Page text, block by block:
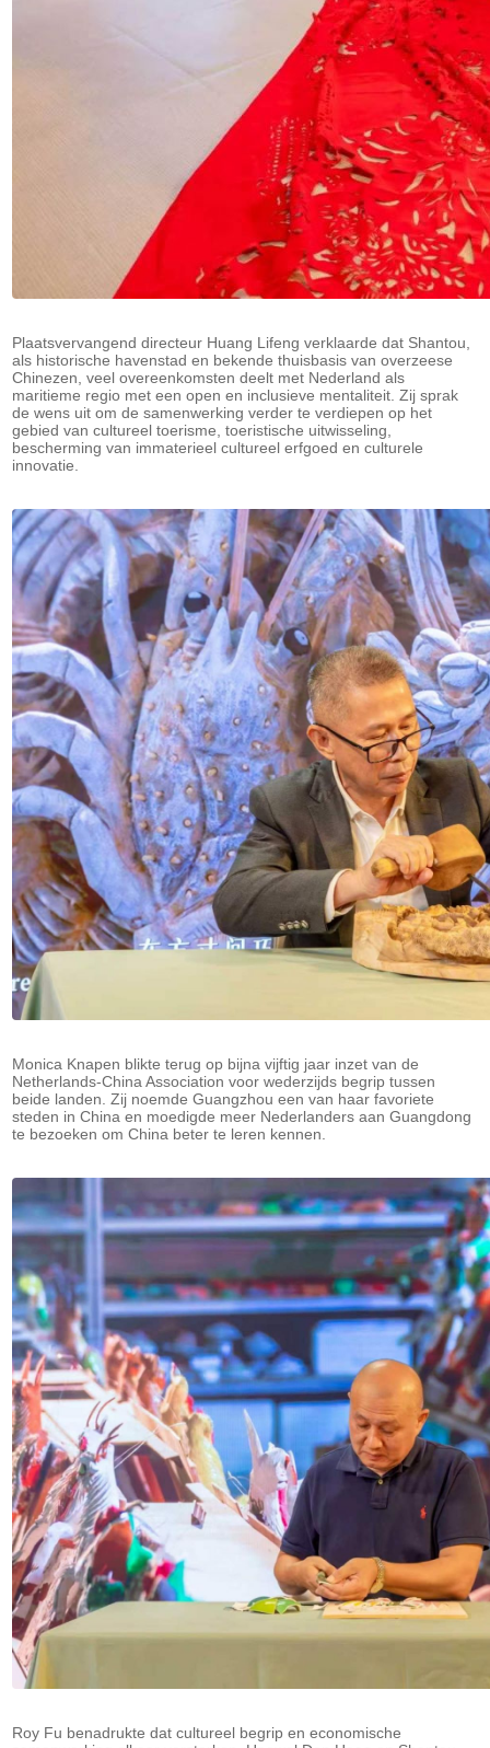
Plaatsvervangend directeur Huang Lifeng verklaarde dat Shantou,
als historische havenstad en bekende thuisbasis van overzeese
Chinezen, veel overeenkomsten deelt met Nederland als
maritieme regio met een open en inclusieve mentaliteit. Zij sprak
de wens uit om de samenwerking verder te verdiepen op het
gebied van cultureel toerisme, toeristische uitwisseling,
bescherming van immaterieel cultureel erfgoed en culturele
innovatie.
Monica Knapen blikte terug op bijna vijftig jaar inzet van de
Netherlands-China Association voor wederzijds begrip tussen
beide landen. Zij noemde Guangzhou een van haar favoriete
steden in China en moedigde meer Nederlanders aan Guangdong
te bezoeken om China beter te leren kennen.
Roy Fu benadrukte dat cultureel begrip en economische